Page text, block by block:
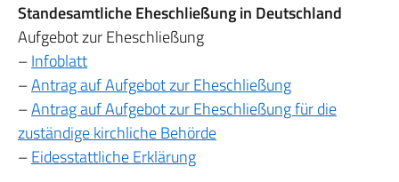
Standesamtliche Eheschließung in Deutschland
Aufgebot zur Eheschließung
–Infoblatt
–Antrag auf Aufgebot zur Eheschließung
–Antrag auf Aufgebot zur Eheschließung für die
zuständige kirchliche Behörde
–Eidesstattliche Erklärung